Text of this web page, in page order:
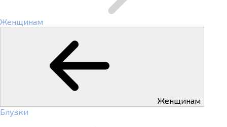
Женщинам
Женщинам
Блузки